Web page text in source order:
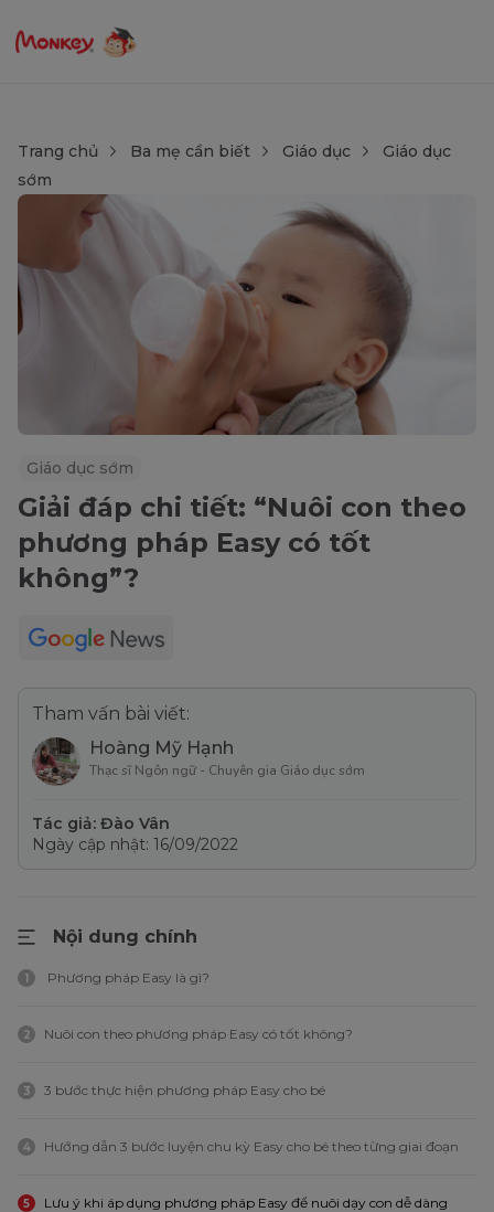
Trang chủ Ba mẹ cần biết Giáo dục
Giáo dục
sớm
Giáo dục sớm
Giải đáp chi tiết: “Nuôi con theo
phương pháp Easy có tốt
không”?
Tham vấn bài viết:
Hoàng Mỹ Hạnh
Thạc sĩ Ngôn ngữ - Chuyên gia Giáo dục sớm
Tác giả: Đào Vân
Ngày cập nhật: 16/09/2022
Nội dung chính
1 Phương pháp Easy là gì?
2 Nuôi con theo phương pháp Easy có tốt không?
3 3 bước thực hiện phương pháp Easy cho bé
4 Hướng dẫn 3 bước luyện chu kỳ Easy cho bé theo từng giai đoạn
5 Lưu ý khi áp dụng phương pháp Easy để nuôi dạy con dễ dàng